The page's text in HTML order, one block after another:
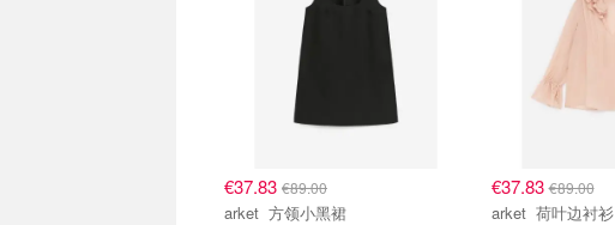
€37.83 €89.00
arket 方领小黑裙
€37.83€89.00
arket 荷叶边衬衫